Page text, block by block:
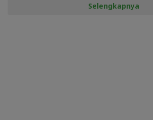
Selengkapnya